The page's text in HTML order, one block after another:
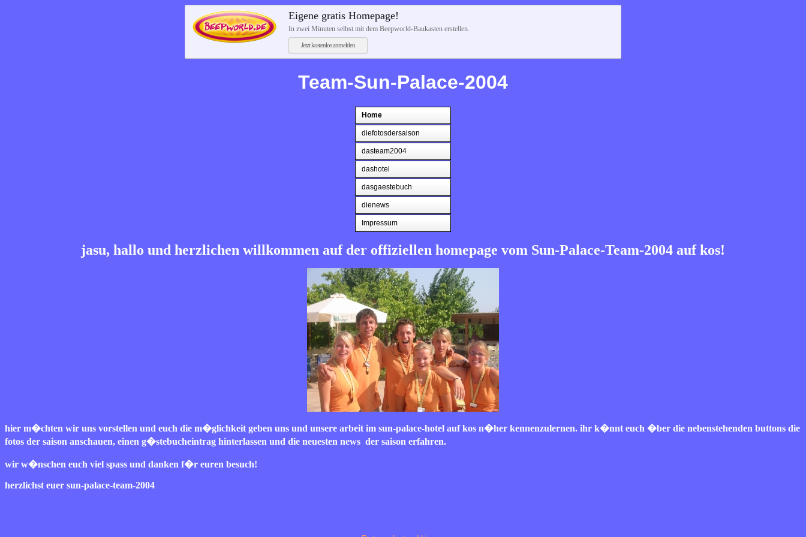
Eigene gratis Homepage!
In zwei Minuten selbst mit dem Beepworld-Baukasten erstellen.
Jetzt kostenlos anmelden
Team-Sun-Palace-2004
Home
diefotosdersaison
dasteam2004
dashotel
dasgaestebuch
dienews
Impressum
jasu, hallo und herzlichen willkommen auf der offiziellen homepage vom Sun-Palace-Team-2004 auf kos!
hier m�chten wir uns vorstellen und euch die m�glichkeit geben uns und unsere arbeit im sun-palace-hotel auf kos n�her kennenzulernen. ihr k�nnt euch �ber die nebenstehenden buttons die
fotos der saison anschauen, einen g�stebucheintrag hinterlassen und die neuesten news der saison erfahren.
wir w�nschen euch viel spass und danken f�r euren besuch!
herzlichst euer sun-palace-team-2004